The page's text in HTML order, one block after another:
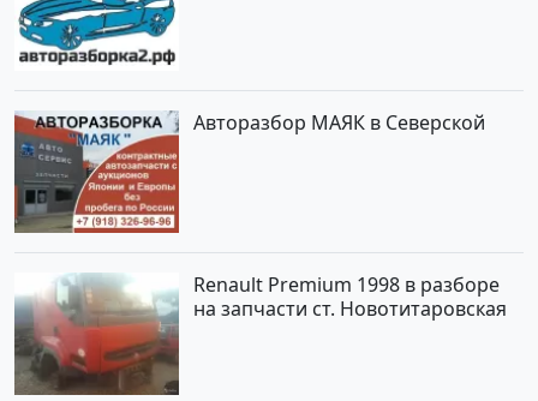
Авторазбор МАЯК в Северской
Renault Premium 1998 в разборе
на запчасти ст. Новотитаровская